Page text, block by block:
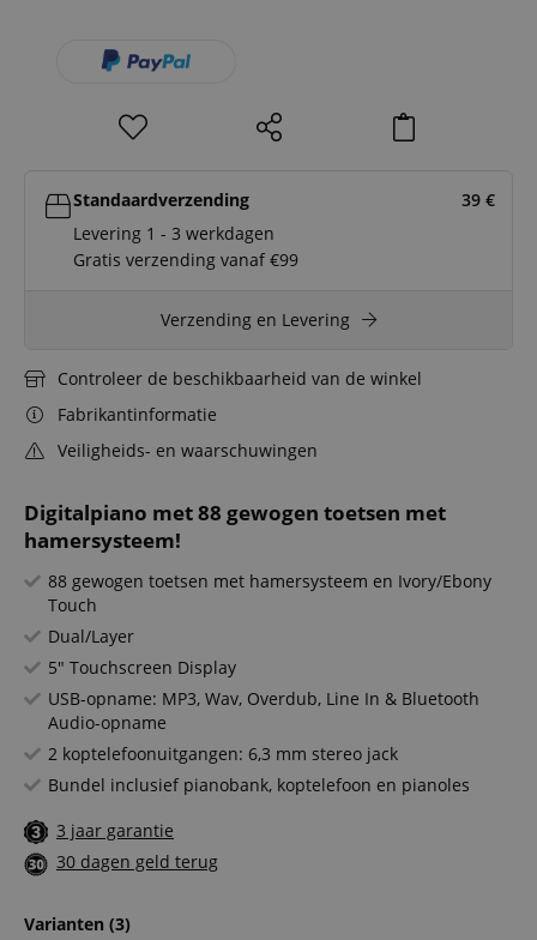
Digitalpiano met 88 gewogen toetsen met
hamersysteem!
88 gewogen toetsen met hamersysteem en Ivory/Ebony
Touch
Dual/Layer
5" Touchscreen Display
USB-opname: MP3, Wav, Overdub, Line In & Bluetooth
Audio-opname
2 koptelefoonuitgangen: 6,3 mm stereo jack
Bundel inclusief pianobank, koptelefoon en pianoles
3 jaar garantie
30 dagen geld terug
Varianten (3)
Standaardverzending 39 €
Levering 1 - 3 werkdagen
Gratis verzending vanaf €99
Verzending en Levering
Controleer de beschikbaarheid van de winkel
Fabrikantinformatie
Veiligheids- en waarschuwingen